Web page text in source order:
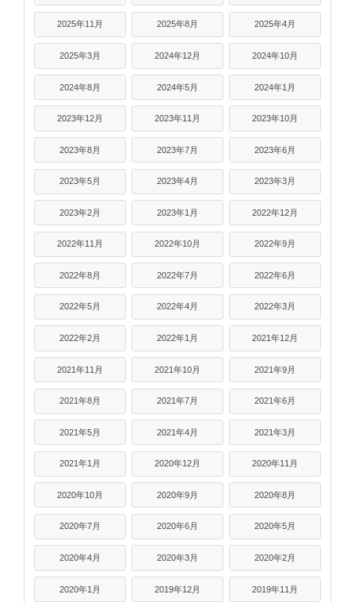
2025年11月 2025年8月 2025年4月
2025年3月 2024年12月 2024年10月
2024年8月 2024年5月 2024年1月
2023年12月 2023年11月 2023年10月
2023年8月 2023年7月 2023年6月
2023年5月 2023年4月 2023年3月
2023年2月 2023年1月 2022年12月
2022年11月 2022年10月 2022年9月
2022年8月 2022年7月 2022年6月
2022年5月 2022年4月 2022年3月
2022年2月 2022年1月 2021年12月
2021年11月 2021年10月 2021年9月
2021年8月 2021年7月 2021年6月
2021年5月 2021年4月 2021年3月
2021年1月 2020年12月 2020年11月
2020年10月 2020年9月 2020年8月
2020年7月 2020年6月 2020年5月
2020年4月 2020年3月 2020年2月
2020年1月 2019年12月 2019年11月